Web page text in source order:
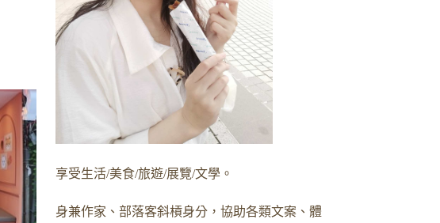
享受生活/美食/旅遊/展覽/文學。
身兼作家、部落客斜槓身分，協助各類文案、體